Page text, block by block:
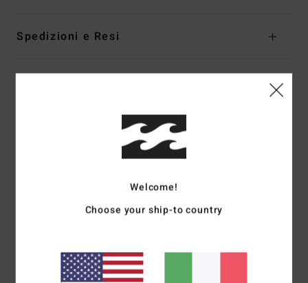
Spedizioni e Resi
Punteggio medio
3.0/5
Comfort
Welcome!
Choose your ship-to country